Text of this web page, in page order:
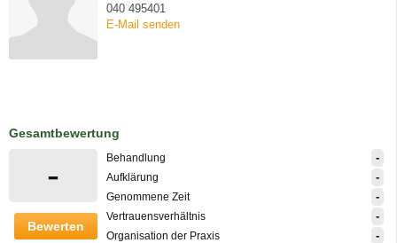
040 495401
E-Mail senden
Gesamtbewertung
-
Bewerten
Behandlung -
Aufklärung -
Genommene Zeit -
Vertrauensverhältnis -
Organisation der Praxis -